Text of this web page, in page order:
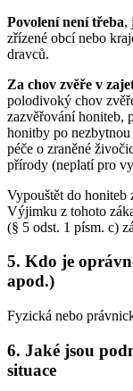
Povolení není třeba,
zřízené obcí nebo
dravců.
Za chov zvěře v
polodivoký chov
zazvěřování honiteb,
honitby po nezbytnou
péče o zraněné
přírody (neplatí pro
Vypouštět do honiteb
Výjimku z tohoto
(§ 5 odst. 1 písm. c)
5. Kdo je
apod.)
Fyzická nebo
6. Jaké jsou
situace